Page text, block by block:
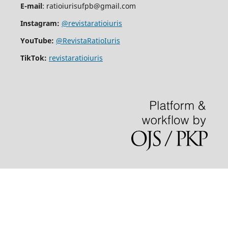
E-mail: ratioiurisufpb@gmail.com
Instagram: @revistaratioiuris
YouTube: @RevistaRatioIuris
TikTok: revistaratioiuris